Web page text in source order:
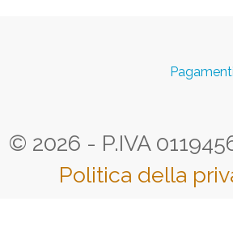
© 2026 - P.IVA
Politica della